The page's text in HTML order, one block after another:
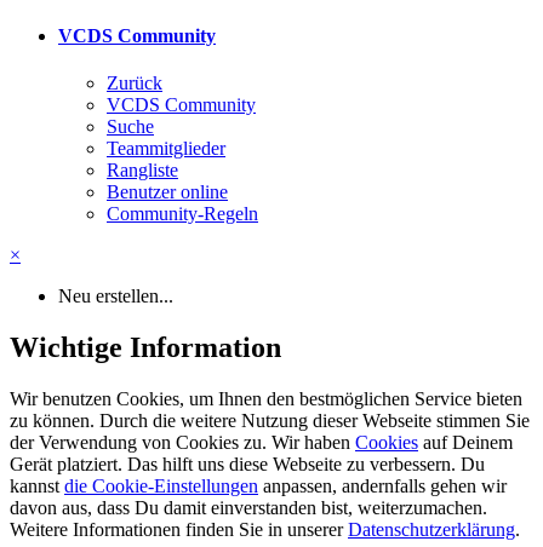
VCDS Community
Zurück
VCDS Community
Suche
Teammitglieder
Rangliste
Benutzer online
Community-Regeln
×
Neu erstellen...
Wichtige Information
Wir benutzen Cookies, um Ihnen den bestmöglichen Service bieten
zu können. Durch die weitere Nutzung dieser Webseite stimmen Sie
der Verwendung von Cookies zu. Wir haben Cookies auf Deinem
Gerät platziert. Das hilft uns diese Webseite zu verbessern. Du
kannst die Cookie-Einstellungen anpassen, andernfalls gehen wir
davon aus, dass Du damit einverstanden bist, weiterzumachen.
Weitere Informationen finden Sie in unsererDatenschutzerklärung.